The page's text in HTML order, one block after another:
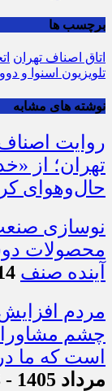
برچسب ها
اتاق اصناف تهران
تلویزیون اسنوا و دوو
نوشته های مشابه
روایت اصناف
تهران؛ از
حال‌وهوای
نوسازی
محصولات
آینده صنف 14 مرداد 1405
مردم افزایش
چشم
است که ما
مرداد 1405 - 10:33